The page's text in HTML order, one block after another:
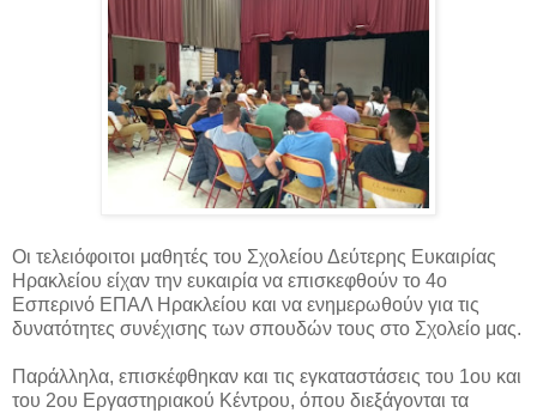
Οι τελειόφοιτοι μαθητές του Σχολείου Δεύτερης Ευκαιρίας
Ηρακλείου είχαν την ευκαιρία να επισκεφθούν το 4ο
Εσπερινό ΕΠΑΛ Ηρακλείου και να ενημερωθούν για τις
δυνατότητες συνέχισης των σπουδών τους στο Σχολείο μας.
Παράλληλα, επισκέφθηκαν και τις εγκαταστάσεις του 1ου και
του 2ου Εργαστηριακού Κέντρου, όπου διεξάγονται τα